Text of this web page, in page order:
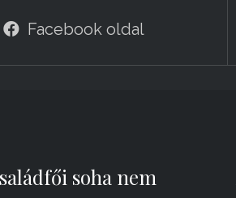
Facebook oldal
soha nem